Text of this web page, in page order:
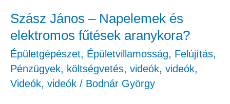
Szász János – Napelemek és
elektromos fűtések aranykora?
Épületgépészet, Épületvillamosság, Felújítás,
Pénzügyek, költségvetés, videók, videók,
Videók, videók / Bodnár György
aranykora?